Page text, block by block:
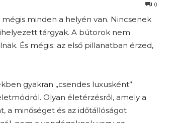
0
minden a helyén van. Nincsenek
tárgyak. A bútorok nem
És mégis: az első pillanatban érzed,
gyakran „csendes luxusként”
Olyan életérzésről, amely a
a minőséget és az időtállóságot